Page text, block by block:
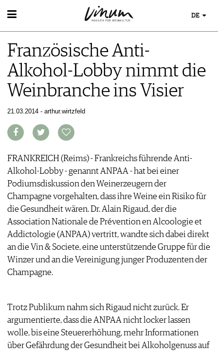
WEIN
WEINSUCHE
GUIDE WEINGÜTER
WINETRADECLUB
WINZER
WEINE DES MONATS
TRINKREIFETABELLE
CLUB LES DOMAINES
WEINWISSEN
WEINREGIONEN
WEINGESCHICHTE
TIPPS & TRICKS
NEWS
EVENTS
EVENTKALENDER
EVENT-BILDER
ESSEN & TRINKEN
FOOD PAIRING TIPPS
FOOD PAIRING TABELLE
KULINARIK
HOTSPOTS
WEINREISEN
REPORTAGEN
WINEGUIDES
KLARTEXT
EXTRAS
AUSGABE
ARCHIV
VORTEILSWELT
MEDIATHEK
APPS
VIDEOS
BILDSTRECKEN
NEWS
WEINWIRTSCHAFT
WEINSZENE
PORTRAITS
VINOPHILES
ARCHIV
VORTEILSWELT
TRINKREIFETABELLE
ABO
WEINSUCHE
DE
Französische Anti-
Alkohol-Lobby nimmt die
Weinbranche ins Visier
21.03.2014 - arthur.wirtzfeld
FRANKREICH (Reims) - Frankreichs führende Anti-
Alkohol-Lobby - genannt ANPAA - hat bei einer
Podiumsdiskussion den Weinerzeugern der
Champagne vorgehalten, dass ihre Weine ein Risiko für
die Gesundheit wären. Dr. Alain Rigaud, der die
Association Nationale de Prévention en Alcoologie et
Addictologie (ANPAA) vertritt, wandte sich dabei direkt
an die Vin & Societe, eine unterstützende Gruppe für die
Winzer und an die Vereinigung junger Produzenten der
Champagne.
Trotz Publikum nahm sich Rigaud nicht zurück. Er
argumentierte, dass die ANPAA nicht locker lassen
wolle, bis eine Steuererhöhung, mehr Informationen
über Gefährdung der Gesundheit bei Alkoholgenuss auf